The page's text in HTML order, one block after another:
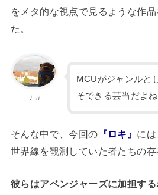
をメタ的な視点で見るような作
た。
ナガ
MCUがジャンルと
そできる芸当だよね
そんな中で、今回の 『ロキ』 に
世界線を観測していた者たちの存
彼らはアベンジャーズに加担す